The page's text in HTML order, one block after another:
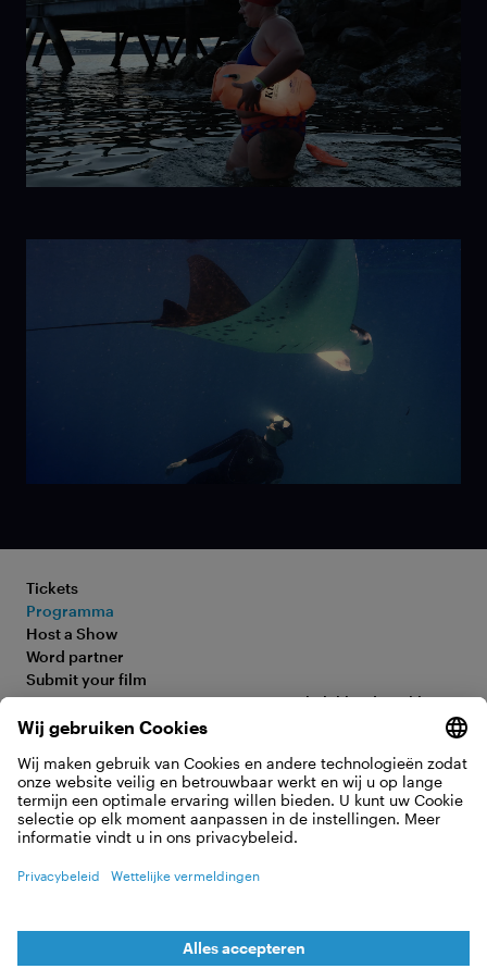
Havana
Libre
Ice
Older Than
Trees
Tickets
Programma
Host a Show
Word partner
Submit your film
FAQ
Media Hub
Contact
Toegankelijkheidsverklaring
Legal Information
Cookie-instellingen